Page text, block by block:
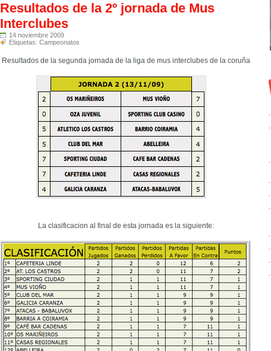
Resultados de la 2º jornada de Mus
Interclubes
14 noviembre 2009
Etiquetas: Campeonatos
Resultados de la segunda jornada de la liga de mus interclubes de la coruña
La clasificacion al final de esta jornada es la siguiente: